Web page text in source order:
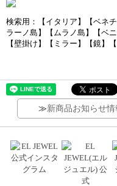
検索用：【イタリア】【ベネ
ラーノ島】【ムラノ島】【ベ
【壁掛け】【ミラー】【鏡】
≫新商品お知らせ